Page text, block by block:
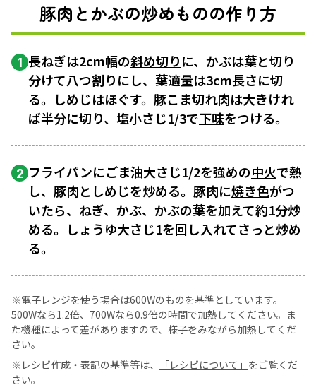
豚肉とかぶの炒めものの作り方
1 長ねぎは2cm幅の斜め切りに、かぶは葉と切り
分けて八つ割りにし、葉適量は3cm長さに切
る。しめじはほぐす。豚こま切れ肉は大きけれ
ば半分に切り、塩小さじ1/3で下味をつける。
2 フライパンにごま油大さじ1/2を強めの中火で熱
し、豚肉としめじを炒める。豚肉に焼き色がつ
いたら、ねぎ、かぶ、かぶの葉を加えて約1分炒
める。しょうゆ大さじ1を回し入れてさっと炒め
る。
※電子レンジを使う場合は600Wのものを基準としています。
500Wなら1.2倍、700Wなら0.9倍の時間で加熱してください。ま
た機種によって差がありますので、様子をみながら加熱してくだ
さい。
※レシピ作成・表記の基準等は、
「レシピについて」 をご覧くだ
さい。